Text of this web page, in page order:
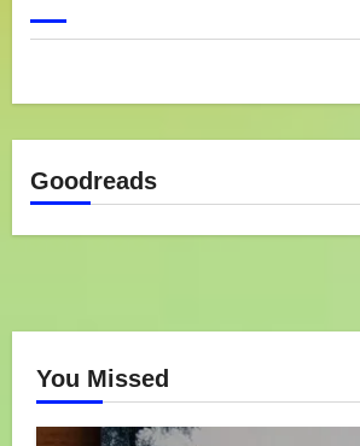
Goodreads
You Missed